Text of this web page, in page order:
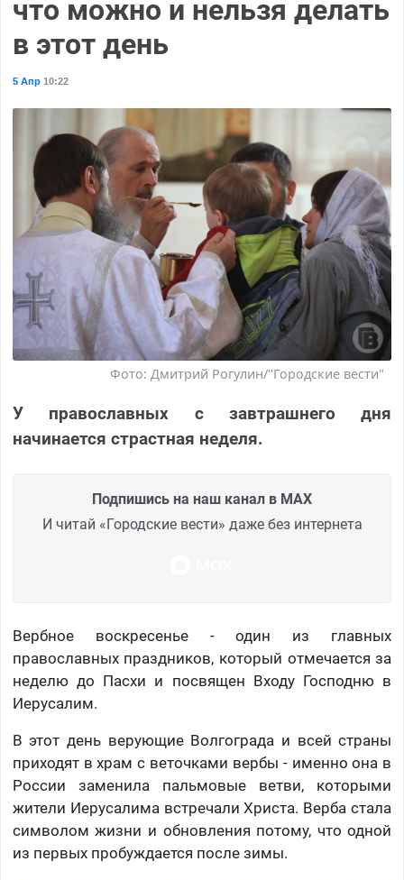
что можно и нельзя делать
в этот день
5 Апр10:22
Фото: Дмитрий Рогулин/"Городские вести"
У православных с завтрашнего дня
начинается страстная неделя.
Подпишись на наш канал в MAX
И читай «Городские вести» даже без интернета
Вербное воскресенье - один из главных
православных праздников, который отмечается за
неделю до Пасхи и посвящен Входу Господню в
Иерусалим.
В этот день верующие Волгограда и всей страны
приходят в храм с веточками вербы - именно она в
России заменила пальмовые ветви, которыми
жители Иерусалима встречали Христа. Верба стала
символом жизни и обновления потому, что одной
из первых пробуждается после зимы.